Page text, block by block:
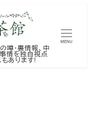
噂・裏情報、中
事情を独自視点
あります!
MENU